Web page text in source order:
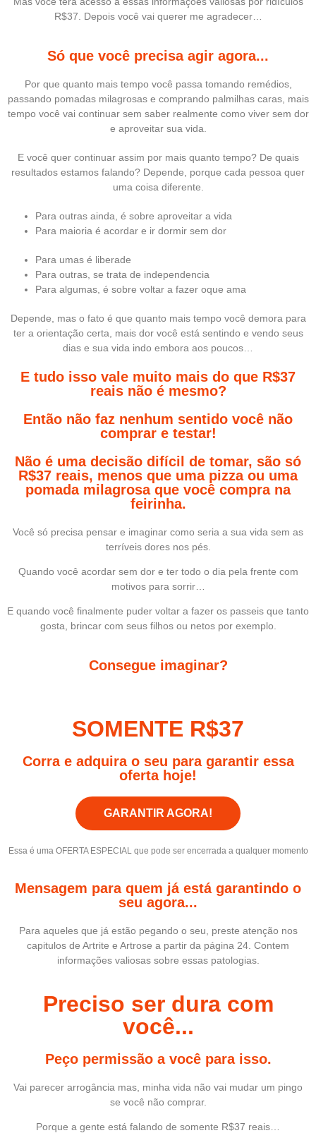
R$37. Depois você vai querer me agradecer…
Só que você precisa agir agora...
Por que quanto mais tempo você passa tomando remédios,
passando pomadas milagrosas e comprando palmilhas caras, mais
tempo você vai continuar sem saber realmente como viver sem dor
e aproveitar sua vida.
E você quer continuar assim por mais quanto tempo? De quais
resultados estamos falando? Depende, porque cada pessoa quer
uma coisa diferente.
Para outras ainda, é sobre aproveitar a vida
Para maioria é acordar e ir dormir sem dor
Para umas é liberade
Para outras, se trata de independencia
Para algumas, é sobre voltar a fazer oque ama
Depende, mas o fato é que quanto mais tempo você demora para
ter a orientação certa, mais dor você está sentindo e vendo seus
dias e sua vida indo embora aos poucos…
E tudo isso vale muito mais do que R$37
reais não é mesmo?
Então não faz nenhum sentido você não
comprar e testar!
Não é uma decisão difícil de tomar, são só
R$37 reais, menos que uma pizza ou uma
pomada milagrosa que você compra na
feirinha.
Você só precisa pensar e imaginar como seria a sua vida sem as
terríveis dores nos pés.
Quando você acordar sem dor e ter todo o dia pela frente com
motivos para sorrir…
E quando você finalmente puder voltar a fazer os passeis que tanto
gosta, brincar com seus filhos ou netos por exemplo.
Consegue imaginar?
SOMENTE R$37
Corra e adquira o seu para garantir essa
oferta hoje!
GARANTIR AGORA!
Essa é uma OFERTA ESPECIAL que pode ser encerrada a qualquer momento
Mensagem para quem já está garantindo o
seu agora...
Para aqueles que já estão pegando o seu, preste atenção nos
capitulos de Artrite e Artrose a partir da página 24. Contem
informações valiosas sobre essas patologias.
Preciso ser dura com
você...
Peço permissão a você para isso.
Vai parecer arrogância mas, minha vida não vai mudar um pingo
se você não comprar.
Porque a gente está falando de somente R$37 reais…